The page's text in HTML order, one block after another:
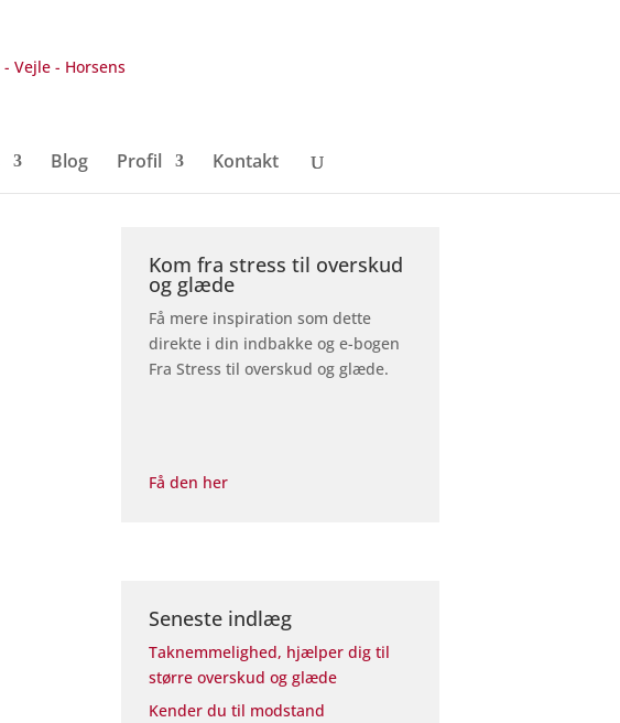
Blog Profil Kontakt
Kom fra stress til overskud
og glæde
Få mere inspiration som dette
direkte i din indbakke og e-bogen
Fra Stress til overskud og glæde.
Få den her
Seneste indlæg
Taknemmelighed, hjælper dig til
større overskud og glæde
Kender du til modstand